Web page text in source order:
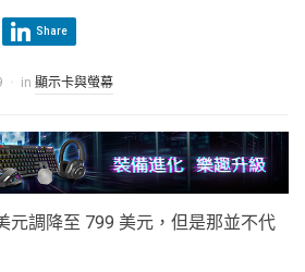
Share
in 顯示卡與螢幕
元調降至 799 美元，但是那並不代